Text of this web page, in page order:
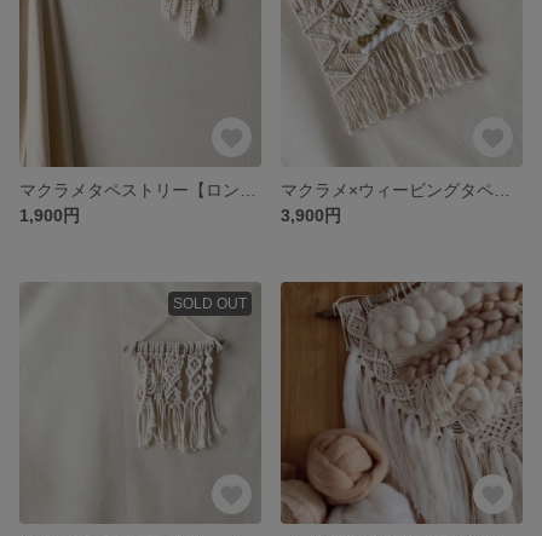
1,900円
3,900円
SOLD OUT